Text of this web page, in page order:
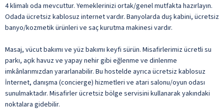
4 klimalı oda mevcuttur. Yemeklerinizi ortak/genel mutfakta hazırlayın.
Odada ücretsiz kablosuz internet vardır. Banyolarda duş kabini, ücretsiz
banyo/kozmetik ürünleri ve saç kurutma makinesi vardır.
Masaj, vücut bakımı ve yüz bakımı keyfi sürün. Misafirlerimiz ücretli su
parkı, açık havuz ve yapay nehir gibi eğlenme ve dinlenme
imkânlarımızdan yararlanabilir. Bu hostelde ayrıca ücretsiz kablosuz
İnternet, danışma (concierge) hizmetleri ve atari salonu/oyun odası
sunulmaktadır. Misafirler ücretsiz bölge servisini kullanarak yakındaki
noktalara gidebilir.